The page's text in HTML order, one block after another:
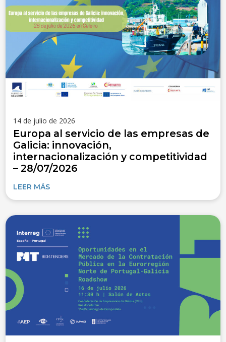
14 de julio de 2026
Europa al servicio de las empresas de
Galicia: innovación,
internacionalización y competitividad
– 28/07/2026
LEER MÁS